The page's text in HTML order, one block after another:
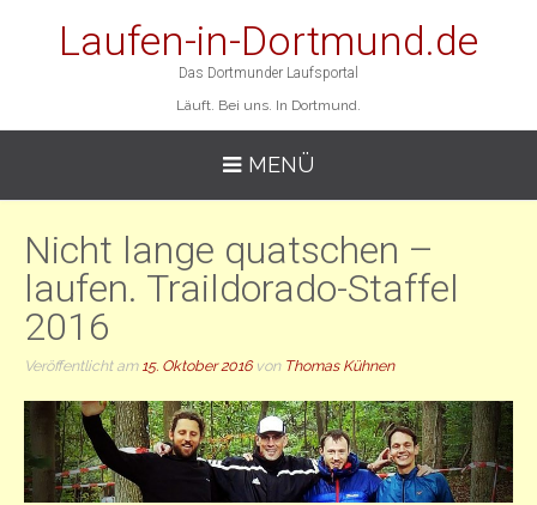
Laufen-in-Dortmund.de
Das Dortmunder Laufsportal
Läuft. Bei uns. In Dortmund.
MENÜ
Nicht lange quatschen –
laufen. Traildorado-Staffel
2016
Veröffentlicht am 15. Oktober 2016von Thomas Kühnen